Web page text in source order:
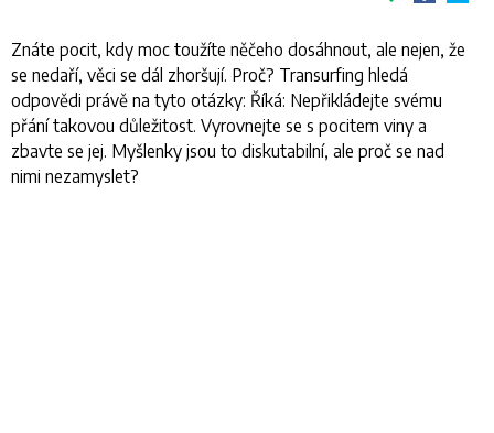
Znáte pocit, kdy moc toužíte něčeho dosáhnout, ale nejen, že
se nedaří, věci se dál zhoršují. Proč? Transurfing hledá
odpovědi právě na tyto otázky: Říká: Nepřikládejte svému
přání takovou důležitost. Vyrovnejte se s pocitem viny a
zbavte se jej. Myšlenky jsou to diskutabilní, ale proč se nad
nimi nezamyslet?